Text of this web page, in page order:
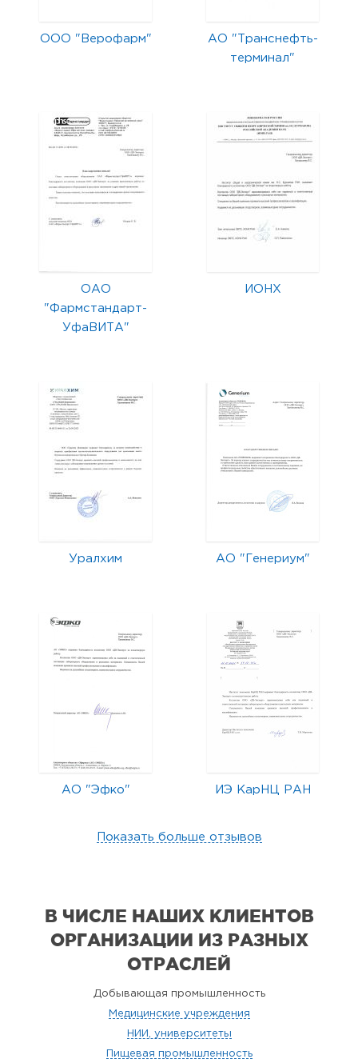
ООО "Верофарм"
АО "Транснефть-
терминал"
ОАО
"Фармстандарт-
УфаВИТА"
ИОНХ
Уралхим АО "Генериум"
АО "Эфко" ИЭ КарНЦ РАН
Показать больше отзывов
В ЧИСЛЕ НАШИХ КЛИЕНТОВ
ОРГАНИЗАЦИИ ИЗ РАЗНЫХ
ОТРАСЛЕЙ
Добывающая промышленность
Медицинские учреждения
НИИ, университеты
Пищевая промышленность